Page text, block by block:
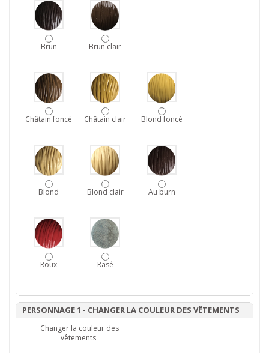
Brun Brun clair
Châtain foncé Châtain clair Blond foncé
Blond Blond clair Au burn
Roux Rasé
PERSONNAGE 1 - CHANGER LA COULEUR DES VÊTEMENTS
Changer la couleur des
vêtements